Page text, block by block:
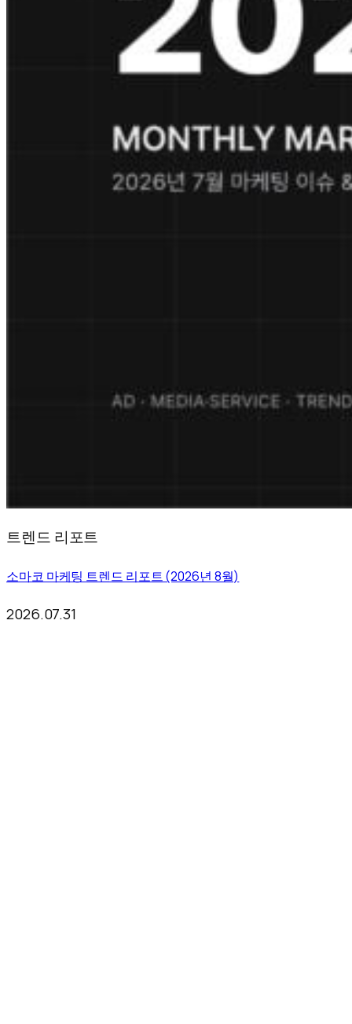
트렌드 리포트
소마코 마케팅 트렌드 리포트 (2026년 8월)
2026.07.31